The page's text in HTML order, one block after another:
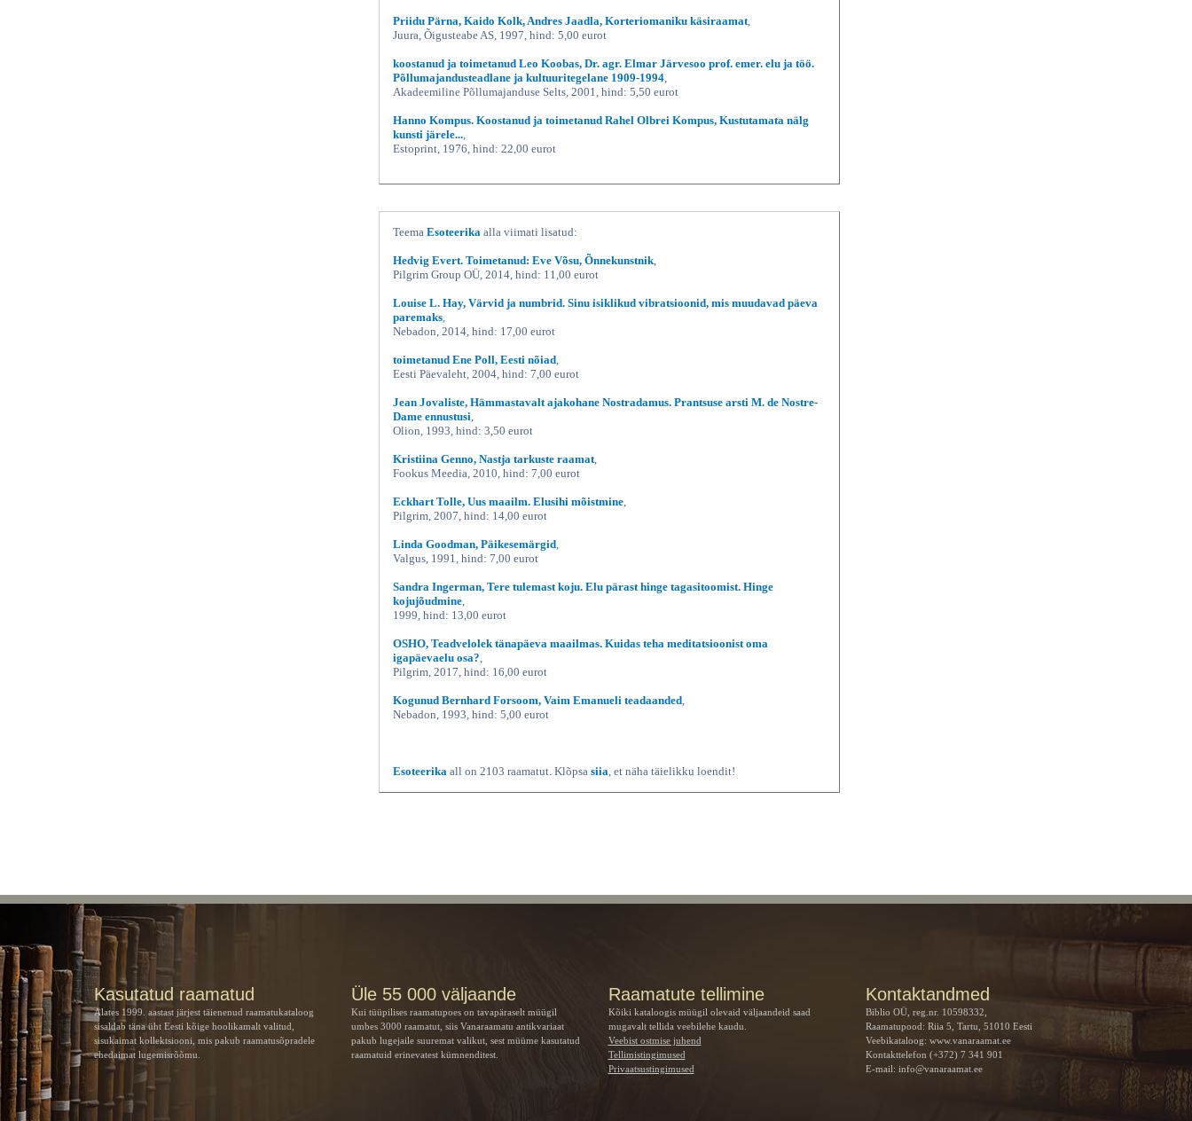
Priidu Pärna, Kaido Kolk, Andres Jaadla, Korteriomaniku käsiraamat,
Juura, Õigusteabe AS, 1997, hind: 5,00 eurot
koostanud ja toimetanud Leo Koobas, Dr. agr. Elmar Järvesoo prof. emer. elu ja töö.
Põllumajandusteadlane ja kultuuritegelane 1909-1994,
Akadeemiline Põllumajanduse Selts, 2001, hind: 5,50 eurot
Hanno Kompus. Koostanud ja toimetanud Rahel Olbrei Kompus, Kustutamata nälg
kunsti järele...,
Estoprint, 1976, hind: 22,00 eurot
Teema Esoteerika alla viimati lisatud:
Hedvig Evert. Toimetanud: Eve Võsu, Õnnekunstnik,
Pilgrim Group OÜ, 2014, hind: 11,00 eurot
Louise L. Hay, Värvid ja numbrid. Sinu isiklikud vibratsioonid, mis muudavad päeva
paremaks,
Nebadon, 2014, hind: 17,00 eurot
toimetanud Ene Poll, Eesti nõiad,
Eesti Päevaleht, 2004, hind: 7,00 eurot
Jean Jovaliste, Hämmastavalt ajakohane Nostradamus. Prantsuse arsti M. de Nostre-
Dame ennustusi,
Olion, 1993, hind: 3,50 eurot
Kristiina Genno, Nastja tarkuste raamat,
Fookus Meedia, 2010, hind: 7,00 eurot
Eckhart Tolle, Uus maailm. Elusihi mõistmine,
Pilgrim, 2007, hind: 14,00 eurot
Linda Goodman, Päikesemärgid,
Valgus, 1991, hind: 7,00 eurot
Sandra Ingerman, Tere tulemast koju. Elu pärast hinge tagasitoomist. Hinge
kojujõudmine,
1999, hind: 13,00 eurot
OSHO, Teadvelolek tänapäeva maailmas. Kuidas teha meditatsioonist oma
igapäevaelu osa?,
Pilgrim, 2017, hind: 16,00 eurot
Kogunud Bernhard Forsoom, Vaim Emanueli teadaanded,
Nebadon, 1993, hind: 5,00 eurot
Esoteerika all on 2103 raamatut. Klõpsa siia, et näha täielikku loendit!
Kasutatud raamatud
Alates 1999. aastast järjest täienenud raamatukataloog
sisaldab täna üht Eesti kõige hoolikamalt valitud,
sisukaimat kollektsiooni, mis pakub raamatusõpradele
ehedaimat lugemisrõõmu.
Üle 55 000 väljaande
Kui tüüpilises raamatupoes on tavapäraselt müügil
umbes 3000 raamatut, siis Vanaraamatu antikvariaat
pakub lugejaile suuremat valikut, sest müüme kasutatud
raamatuid erinevatest kümnenditest.
Raamatute tellimine
Kõiki kataloogis müügil olevaid väljaandeid saad
mugavalt tellida veebilehe kaudu.
Veebist ostmise juhend
Tellimistingimused
Privaatsustingimused
Kontaktandmed
Biblio OÜ, reg.nr. 10598332,
Raamatupood: Riia 5, Tartu, 51010 Eesti
Veebikataloog: www.vanaraamat.ee
Kontakttelefon (+372) 7 341 901
E-mail: info@vanaraamat.ee